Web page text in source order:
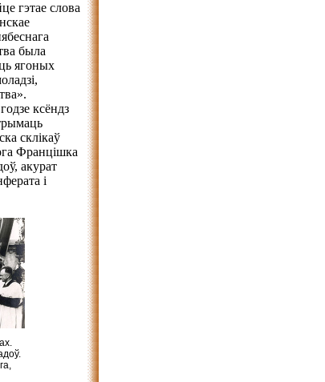
гэтае слова
была
ягоных
ксёндз
склікаў
Францішка
акурат
і